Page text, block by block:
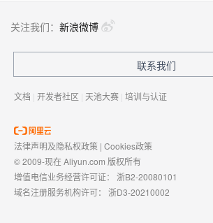
关注我们： 新浪微博
联系我们
文档 | 开发者社区 | 天池大赛 | 培训与认证
法律声明及隐私权政策 | Cookies政策
© 2009-现在 Aliyun.com 版权所有
增值电信业务经营许可证： 浙B2-20080101
域名注册服务机构许可： 浙D3-20210002